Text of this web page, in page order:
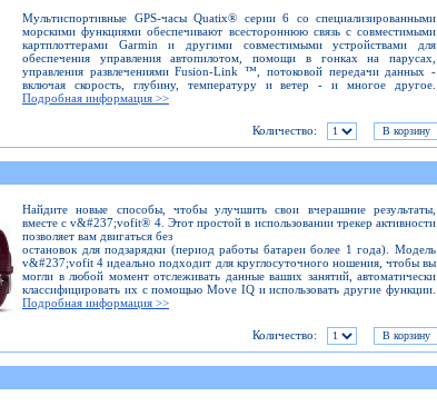
Мультиспортивные GPS-часы Quatix® серии 6 со специализированными
морскими функциями обеспечивают всестороннюю связь с совместимыми
картплоттерами Garmin и другими совместимыми устройствами для
обеспечения управления автопилотом, помощи в гонках на парусах,
управления развлечениями Fusion-Link ™, потоковой передачи данных -
включая скорость, глубину, температуру и ветер - и многое другое.
Подробная информация >>
Количество:
Найдите новые способы, чтобы улучшить свои вчерашние результаты,
вместе с v&#237;vofit® 4. Этот простой в использовании трекер активности
позволяет вам двигаться без
остановок для подзарядки (период работы батареи более 1 года). Модель
v&#237;vofit 4 идеально подходит для круглосуточного ношения, чтобы вы
могли в любой момент отслеживать данные ваших занятий, автоматически
классифицировать их с помощью Move IQ и использовать другие функции.
Подробная информация >>
Количество: